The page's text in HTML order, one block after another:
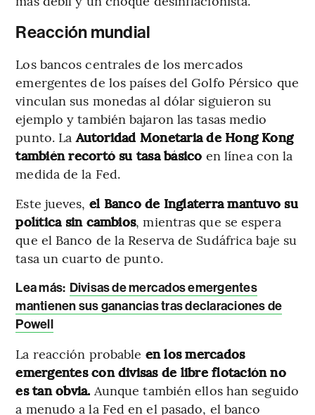
Reacción mundial
Los bancos centrales de los mercados
emergentes de los países del Golfo Pérsico que
vinculan sus monedas al dólar siguieron su
ejemplo y también bajaron las tasas medio
punto. La Autoridad Monetaria de Hong Kong
también recortó su tasa básico en línea con la
medida de la Fed.
Este jueves, el Banco de Inglaterra mantuvo su
política sin cambios, mientras que se espera
que el Banco de la Reserva de Sudáfrica baje su
tasa un cuarto de punto.
Lea más: Divisas de mercados emergentes
mantienen sus ganancias tras declaraciones de
Powell
La reacción probable en los mercados
emergentes con divisas de libre flotación no
es tan obvia. Aunque también ellos han seguido
a menudo a la Fed en el pasado, el banco